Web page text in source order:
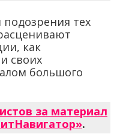
тех
как
своих
большого
за материал
.